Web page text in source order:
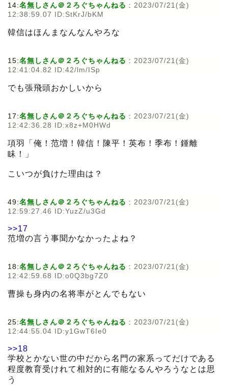
14:名無しさん＠２ろぐちゃんねる : 2023/07/21(金)
12:38:59.07 ID:StKrJ/bKM
韓信はほんまなんなんやろな
15:名無しさん＠２ろぐちゃんねる : 2023/07/21(金)
12:41:04.82 ID:42/lm/ISp
でも張飛頭おかしいから
17:名無しさん＠２ろぐちゃんねる : 2023/07/21(金)
12:42:36.28 ID:x8z+M0HWd
項羽「俺！范増！韓信！陳平！英布！季布！鍾離
眛！」
こいつが負けた理由は？
49:名無しさん＠２ろぐちゃんねる : 2023/07/21(金)
12:59:27.46 ID:YuzZ/u3Gd
>>17
范増の言う事聞かなかったよね？
18:名無しさん＠２ろぐちゃんねる : 2023/07/21(金)
12:42:59.68 ID:o0Q3bg7Z0
曹操も身内の名将率がとんでもない
25:名無しさん＠２ろぐちゃんねる : 2023/07/21(金)
12:44:55.04 ID:y1GwT6Ie0
>>18
学校とかない世の中だから名門の家系ってだけである
程度教育受けれて相対的に有能なるんやろうなとは思
う